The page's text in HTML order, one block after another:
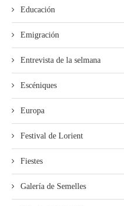
Educación
Emigración
Entrevista de la selmana
Escéniques
Europa
Festival de Lorient
Fiestes
Galería de Semelles